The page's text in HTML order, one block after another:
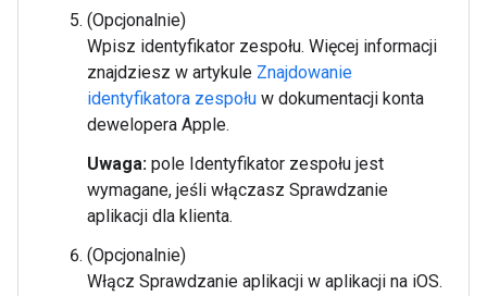
(Opcjonalnie)
Wpisz identyfikator zespołu. Więcej informacji
znajdziesz w artykule Znajdowanie
identyfikatora zespołu w dokumentacji konta
dewelopera Apple.
Uwaga: pole Identyfikator zespołu jest
wymagane, jeśli włączasz Sprawdzanie
aplikacji dla klienta.
(Opcjonalnie)
Włącz Sprawdzanie aplikacji w aplikacji na iOS.